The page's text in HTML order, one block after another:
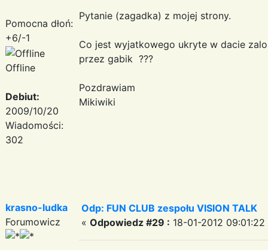
Pomocna dłoń:
+6/-1
Offline
Debiut:
2009/10/20
Wiadomości:
302
Pytanie (zagadka) z mojej strony.
Co jest wyjatkowego ukryte w dacie
przez gabik ???
Pozdrawiam
Mikiwiki
krasno-ludka
Forumowicz
Odp: FUN CLUB zespołu VISION TALK
« Odpowiedz #29 : 18-01-2012 09:01:22